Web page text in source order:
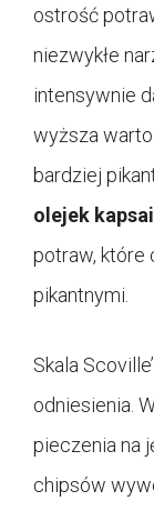
ostrość
niezwykłe
intensywnie
wyższa
bardziej
olejek
potraw, które
pikantnymi.
Skala
odniesienia.
pieczenia na
chipsów